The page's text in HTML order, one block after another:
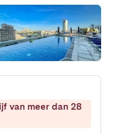
van meer dan 28